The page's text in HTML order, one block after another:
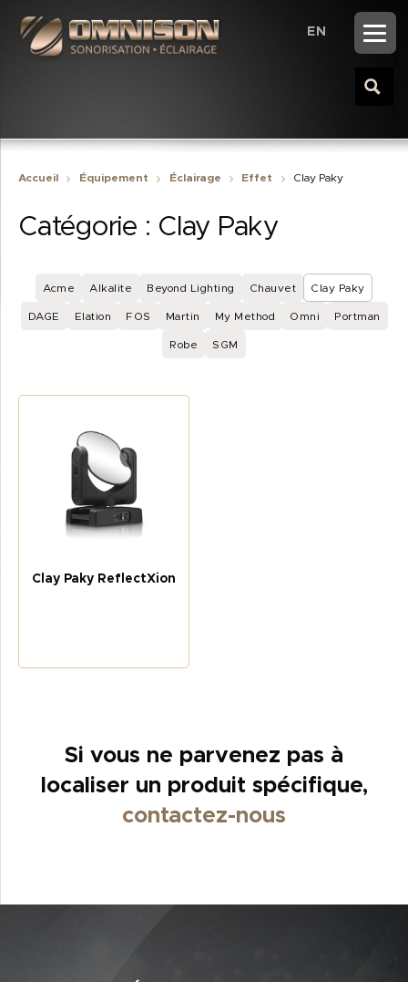
EN
Accueil Équipement Éclairage Effet Clay Paky
Catégorie : Clay Paky
Acme Alkalite Beyond Lighting Chauvet Clay Paky
DAGE Elation FOS Martin My Method Omni Portman
Robe SGM
Clay Paky ReflectXion
Si vous ne parvenez pas à
localiser un produit spécifique,
contactez-nous